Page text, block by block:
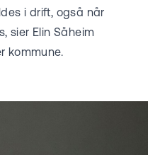
i drift, også når
sier Elin Såheim
kommune.